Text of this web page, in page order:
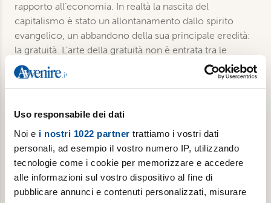
Uso responsabile dei dati
Noi e i nostri 1022 partner trattiamo i vostri dati
personali, ad esempio il vostro numero IP, utilizzando
tecnologie come i cookie per memorizzare e accedere
alle informazioni sul vostro dispositivo al fine di
pubblicare annunci e contenuti personalizzati, misurare
rapporto all’economia. In realtà la nascita del
capitalismo è stato un allontanamento dallo spirito
evangelico, un abbandono della sua principale eredità:
la gratuità. L’arte della gratuità non è entrata tra le
competenze sviluppate dalla cultura capitalistica, che
avendone intuita la natura sovversiva l’ha sostituita con
Dettagli
Collana: Pagine prime
Formato: Libro
Pagine: 120